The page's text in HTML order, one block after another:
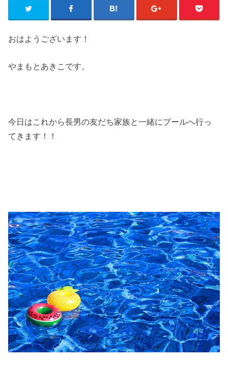
おはようございます！
やまもとあきこです。
今日はこれから長男の友だち家族と一緒にプールへ行っ
てきます！！